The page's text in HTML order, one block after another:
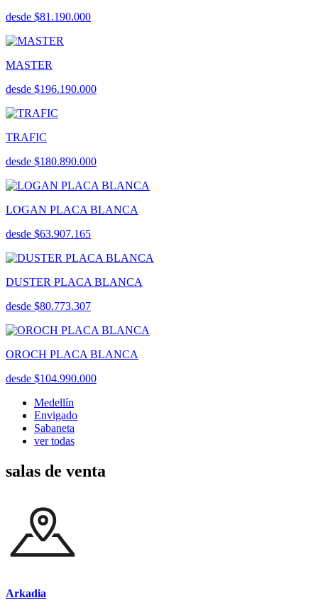
desde $81.190.000
MASTER
desde $196.190.000
TRAFIC
desde $180.890.000
LOGAN PLACA BLANCA
desde $63.907.165
DUSTER PLACA BLANCA
desde $80.773.307
OROCH PLACA BLANCA
desde $104.990.000
Medellín
Envigado
Sabaneta
ver todas
salas de venta
Arkadia